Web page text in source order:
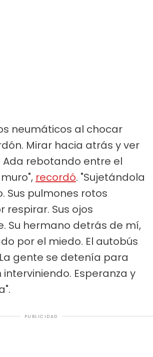
neumáticos al chocar
Mirar hacia atrás y ver
Ada rebotando entre el
recordó. "Sujetándola
Sus pulmones rotos
respirar. Sus ojos
Su hermano detrás de mí,
por el miedo. El autobús
gente se detenía para
Esperanza y
PUBLICIDAD